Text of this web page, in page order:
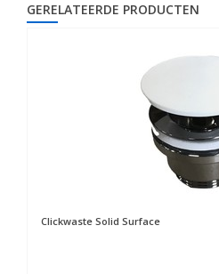
GERELATEERDE PRODUCTEN
Clickwaste Solid Surface